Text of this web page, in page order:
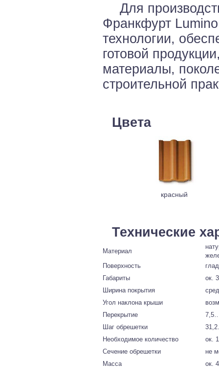
Для
Франкфурт
технологии,
готовой
материалы,
строительной
Цвета
красный
Технические
Материал
Поверхность
Габариты
ок.
Ширина покрытия
Угол наклона крыши
Перекрытие
Шаг обрешетки
Необходимое количество
ок.
Сечение обрешетки
не
Масса
ок.